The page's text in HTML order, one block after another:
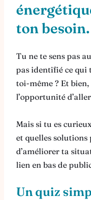
ton besoin.
Tu ne te sens pas
pas identifié ce qui
toi-même ? Et
l’opportunité
Mais si tu es
et quelles
d’améliorer ta
lien en bas de
Un quiz